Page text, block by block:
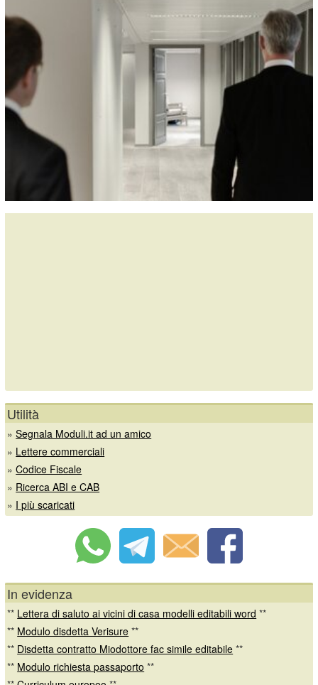
Utilità
»Segnala Moduli.it ad un amico
» Lettere commerciali
»Codice Fiscale
» Ricerca ABI e CAB
» I più scaricati
In evidenza
** Lettera di saluto ai vicini di casa modelli editabili word **
** Modulo disdetta Verisure **
** Disdetta contratto Miodottore fac simile editabile **
** Modulo richiesta passaporto **